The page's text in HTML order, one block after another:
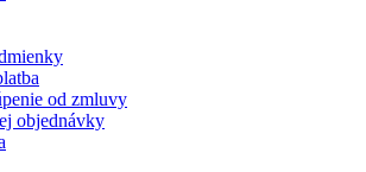
od zmluvy
objednávky